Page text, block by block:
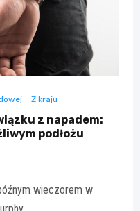
Z kraju
z napadem:
podłożu
wieczorem w